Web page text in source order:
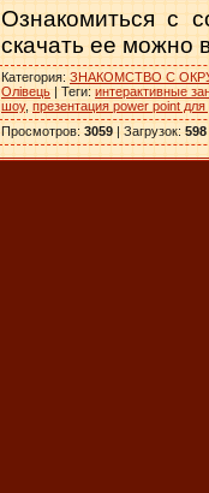
Ознакомиться с
скачать ее можно
Категория: ЗНАКОМСТВО С
Олівець | Теги: интерактивные
шоу, презентация power point для
Просмотров: 3059 | Загрузок: 598